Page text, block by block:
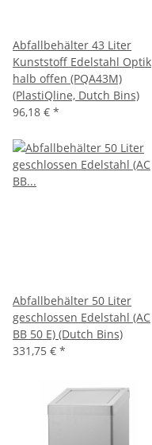
Abfallbehälter 43 Liter
Kunststoff Edelstahl Optik
halb offen (PQA43M)
(PlastiQline, Dutch Bins)
96,18 € *
Abfallbehälter 50 Liter
geschlossen Edelstahl (AC
BB 50 E) (Dutch Bins)
331,75 € *